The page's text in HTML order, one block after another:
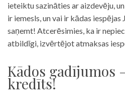
ieteiktu sazināties ar aizdevēju,
ir iemesls, un vai ir kādas iespējas
saņemt! Atcerēsimies, ka ir
atbildīgi, izvērtējot atmaksas
Kādos gadījumos
kredīts!